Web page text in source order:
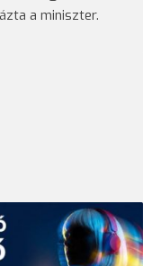
a miniszter.